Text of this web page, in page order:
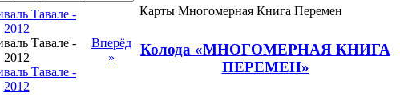
Вперёд
»
Карты Многомерная Книга Перемен
Колода «МНОГОМЕРНАЯ КНИГА
ПЕРЕМЕН»